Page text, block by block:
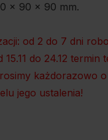
x 90 x 90 mm.
od 2 do 7 dni
15.11 do 24.12 termin
każdorazowo
jego ustalenia!